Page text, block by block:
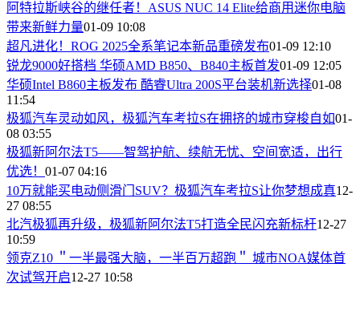
阿特拉斯峡谷的继任者！ASUS NUC 14 Elite给商用迷你电脑
带来新鲜力量01-09 10:08
超凡进化！ROG 2025全系笔记本新品重磅发布01-09 12:10
锐龙9000好搭档 华硕AMD B850、B840主板首发01-09 12:05
华硕Intel B860主板发布 酷睿Ultra 200S平台装机新选择01-08
11:54
极狐汽车灵动如风，极狐汽车考拉S在拥挤的城市穿梭自如01-
08 03:55
​极狐新阿尔法T5——智驾护航、续航无忧、空间宽适，出行
优选！ 01-07 04:16
​10万就能买电动侧滑门SUV？极狐汽车考拉S让你梦想成真12-
27 08:55
北汽极狐再升级，极狐新阿尔法T5打造全民闪充新标杆12-27
10:59
领克Z10 ＂一半最强大脑，一半百万超跑＂ 城市NOA媒体首
次试驾开启12-27 10:58